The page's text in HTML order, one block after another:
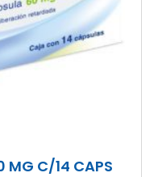
MG C/14 CAPS